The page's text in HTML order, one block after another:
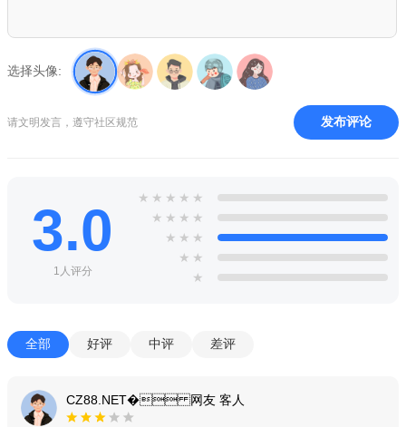
用。若遇消息延迟，请关闭省电模式或允许QQ自启动。安装包
约180MB，请通过官方渠道下载，避免第三方修改版导致账号风
险。首次启动建议完成新手引导，并定期更新至最新版本以获取
安全补丁。
选择头像:
请文明发言，遵守社区规范 发布评论
3.0
1人评分
★ ★ ★ ★ ★
★ ★ ★ ★
★ ★ ★
★ ★
★
全部 好评 中评 差评
CZ88.NET� 网友 客人